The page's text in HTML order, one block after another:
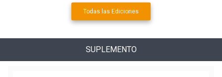
Todas las Ediciones
SUPLEMENTO